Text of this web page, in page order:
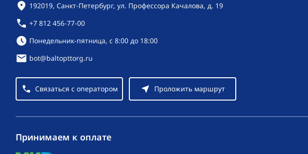
Контактная информация
192019, Санкт-Петербург, ул. Профессора Качалова, д. 19
+7 812 456-77-00
Режим работы:
Понедельник-пятница, с 8:00 до 18:00
bot@baltopttorg.ru
Связаться с оператором Проложить маршрут
Принимаем к оплате